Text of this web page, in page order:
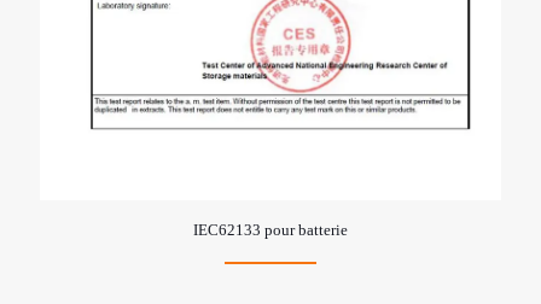
IEC62133 pour batterie